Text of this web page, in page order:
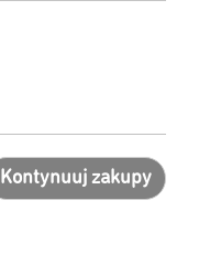
Kontynuuj zakupy